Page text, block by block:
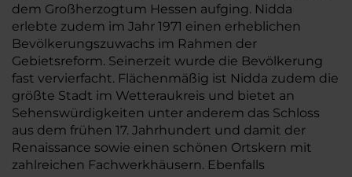
dem Großherzogtum Hessen aufging. Nidda
erlebte zudem im Jahr 1971 einen erheblichen
Bevölkerungszuwachs im Rahmen der
Gebietsreform. Seinerzeit wurde die Bevölkerung
fast vervierfacht. Flächenmäßig ist Nidda zudem die
größte Stadt im Wetteraukreis und bietet an
Sehenswürdigkeiten unter anderem das Schloss
aus dem frühen 17. Jahrhundert und damit der
Renaissance sowie einen schönen Ortskern mit
zahlreichen Fachwerkhäusern. Ebenfalls